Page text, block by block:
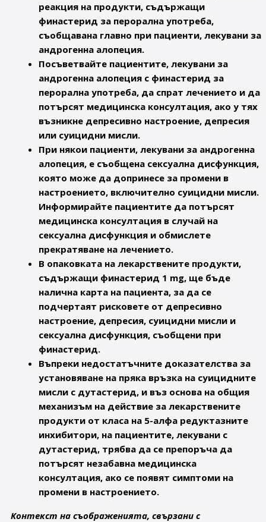
реакция на продукти, съдържащи
финастерид за перорална употреба,
съобщавана главно при пациенти, лекувани за
андрогенна алопеция.
Посъветвайте пациентите, лекувани за
андрогенна алопеция с финастерид за
перорална употреба, да спрат лечението и да
потърсят медицинска консултация, ако у тях
възникне депресивно настроение, депресия
или суицидни мисли.
При някои пациенти, лекувани за андрогенна
алопеция, е съобщена сексуална дисфункция,
която може да допринесе за промени в
настроението, включително суицидни мисли.
Информирайте пациентите да потърсят
медицинска консултация в случай на
сексуална дисфункция и обмислете
прекратяване на лечението.
В опаковката на лекарствените продукти,
съдържащи финастерид 1 mg, ще бъде
налична карта на пациента, за да се
подчертаят рисковете от депресивно
настроение, депресия, суицидни мисли и
сексуална дисфункция, съобщени при
финастерид.
Въпреки недостатъчните доказателства за
установяване на пряка връзка на суицидните
мисли с дутастерид, и въз основа на общия
механизъм на действие за лекарствените
продукти от класа на 5-алфа редуктазните
инхибитори, на пациентите, лекувани с
дутастерид, трябва да се препоръча да
потърсят незабавна медицинска
консултация, ако се появят симптоми на
промени в настроението.
Контекст на съображенията, свързани с